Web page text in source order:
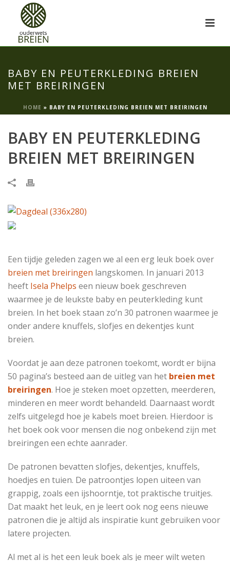
BABY EN PEUTERKLEDING BREIEN
MET BREIRINGEN
HOME » BABY EN PEUTERKLEDING BREIEN MET BREIRINGEN
BABY EN PEUTERKLEDING
BREIEN MET BREIRINGEN
Een tijdje geleden zagen we al een erg leuk boek over
breien met breiringen langskomen. In januari 2013
heeft Isela Phelps een nieuw boek geschreven
waarmee je de leukste baby en peuterkleding kunt
breien. In het boek staan zo’n 30 patronen waarmee je
onder andere knuffels, slofjes en dekentjes kunt
breien.
Voordat je aan deze patronen toekomt, wordt er bijna
50 pagina’s besteed aan de uitleg van het breien met
breiringen. Hoe je steken moet opzetten, meerderen,
minderen en meer wordt behandeld. Daarnaast wordt
zelfs uitgelegd hoe je kabels moet breien. Hierdoor is
het boek ook voor mensen die nog onbekend zijn met
breiringen een echte aanrader.
De patronen bevatten slofjes, dekentjes, knuffels,
hoedjes en tuien. De patroontjes lopen uiteen van
grappig, zoals een ijshoorntje, tot praktische truitjes.
Dat maakt het leuk, en je leert ook nog eens nieuwe
patronen die je altijd als inspiratie kunt gebruiken voor
latere projecten.
Al met al is het een leuk boek als je meer wilt weten